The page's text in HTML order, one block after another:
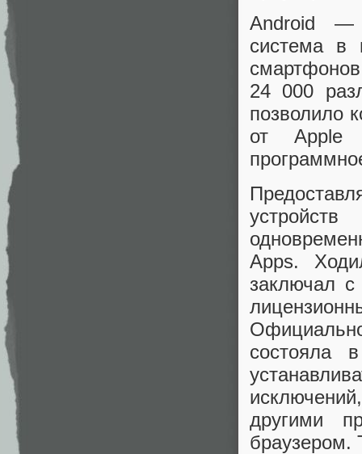
Android —
система в
24 000
позволило
от Apple
Apps.
заключал
состояла
другими
браузером.